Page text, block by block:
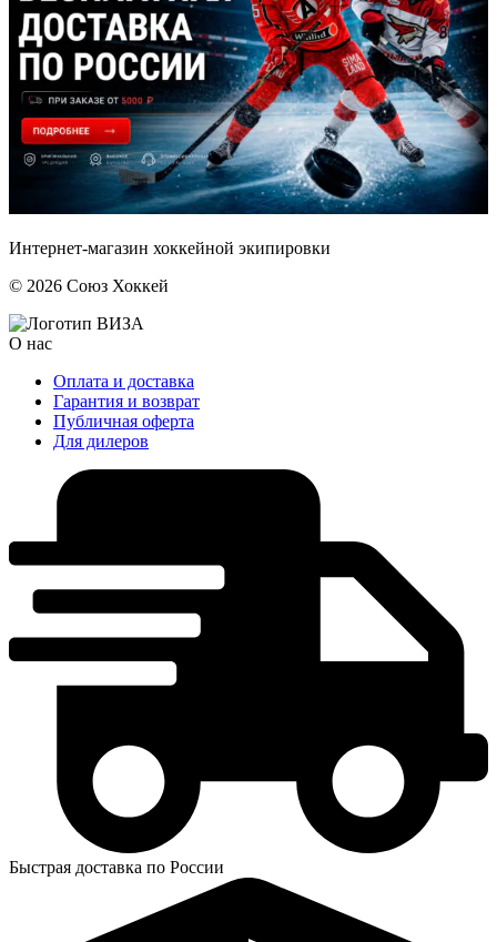
Интернет-магазин хоккейной экипировки
© 2026 Союз Хоккей
О нас
Оплата и доставка
Гарантия и возврат
Публичная оферта
Для дилеров
Быстрая доставка по России